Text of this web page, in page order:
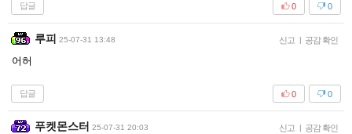
답글 0
0
루피 25-07-31 13:48 신고 공감 확인
어허
답글 0
0
푸켓몬스터 25-07-31 20:03 신고 공감 확인